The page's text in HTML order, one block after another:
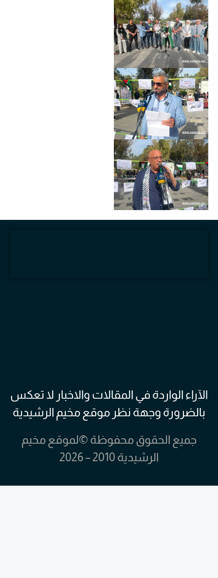
الآراء الواردة في المقالات والاخبار لا تعكس
بالضرورة وجهة نظر موقع مخيم الرشيدية
جميع الحقوق محفوظة ©لموقع مخيم
الرشيدية 2010 – 2026